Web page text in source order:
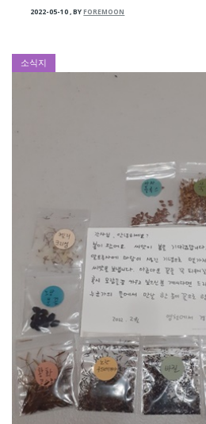
2022-05-10,BYFOREMOON
소식지